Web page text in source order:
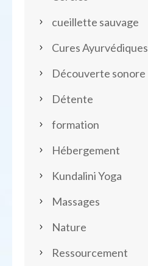
cueillette sauvage
Cures Ayurvédiques
Découverte sonore
Détente
formation
Hébergement
Kundalini Yoga
Massages
Nature
Ressourcement